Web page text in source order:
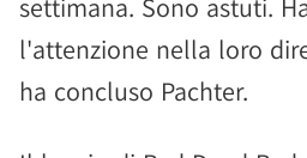
settimana. Sono astuti.
l'attenzione nella loro
ha concluso Pachter.